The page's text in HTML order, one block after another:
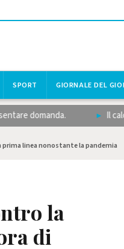
SPORT GIORNALE DEL
domanda. Il calcio
prima linea nonostante la pandemia
la
di